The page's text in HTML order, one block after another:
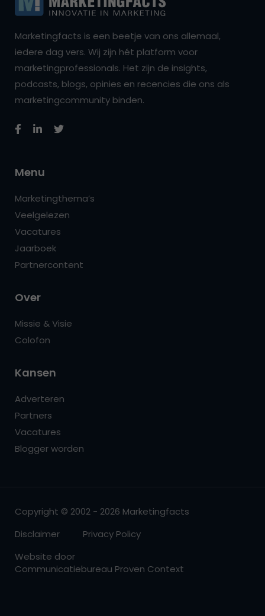
Marketingfacts is een beetje van ons allemaal,
iedere dag vers. Wij zijn hét platform voor
marketingprofessionals. Het zijn de insights,
podcasts, blogs, opinies en recencies die ons als
marketingcommunity binden.
Menu
Marketingthema’s
Veelgelezen
Vacatures
Jaarboek
Partnercontent
Over
Missie & Visie
Colofon
Kansen
Adverteren
Partners
Vacatures
Blogger worden
Copyright © 2002 - 2026 Marketingfacts
Disclaimer
Privacy Policy
Website door
Communicatiebureau Proven Context